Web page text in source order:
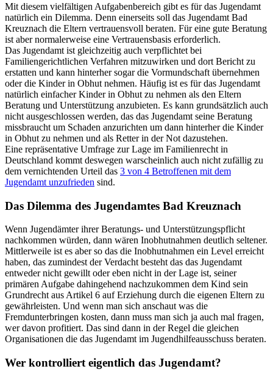
Mit diesem vielfältigen Aufgabenbereich gibt es für das Jugendamt
natürlich ein Dilemma. Denn einerseits soll das Jugendamt Bad
Kreuznach die Eltern vertrauensvoll beraten. Für eine gute Beratung
ist aber normalerweise eine Vertrauensbasis erforderlich.
Das Jugendamt ist gleichzeitig auch verpflichtet bei
Familiengerichtlichen Verfahren mitzuwirken und dort Bericht zu
erstatten und kann hinterher sogar die Vormundschaft übernehmen
oder die Kinder in Obhut nehmen. Häufig ist es für das Jugendamt
natürlich einfacher Kinder in Obhut zu nehmen als den Eltern
Beratung und Unterstützung anzubieten. Es kann grundsätzlich auch
nicht ausgeschlossen werden, das das Jugendamt seine Beratung
missbraucht um Schaden anzurichten um dann hinterher die Kinder
in Obhut zu nehmen und als Retter in der Not dazustehen.
Eine repräsentative Umfrage zur Lage im Familienrecht in
Deutschland kommt deswegen warscheinlich auch nicht zufällig zu
dem vernichtenden Urteil das 3 von 4 Betroffenen mit dem
Jugendamt unzufrieden sind.
Das Dilemma des Jugendamtes Bad Kreuznach
Wenn Jugendämter ihrer Beratungs- und Unterstützungspflicht
nachkommen würden, dann wären Inobhutnahmen deutlich seltener.
Mittlerweile ist es aber so das die Inobhutnahmen ein Level erreicht
haben, das zumindest der Verdacht besteht das das Jugendamt
entweder nicht gewillt oder eben nicht in der Lage ist, seiner
primären Aufgabe dahingehend nachzukommen dem Kind sein
Grundrecht aus Artikel 6 auf Erziehung durch die eigenen Eltern zu
gewährleisten. Und wenn man sich anschaut was die
Fremdunterbringen kosten, dann muss man sich ja auch mal fragen,
wer davon profitiert. Das sind dann in der Regel die gleichen
Organisationen die das Jugendamt im Jugendhilfeausschuss beraten.
Wer kontrolliert eigentlich das Jugendamt?